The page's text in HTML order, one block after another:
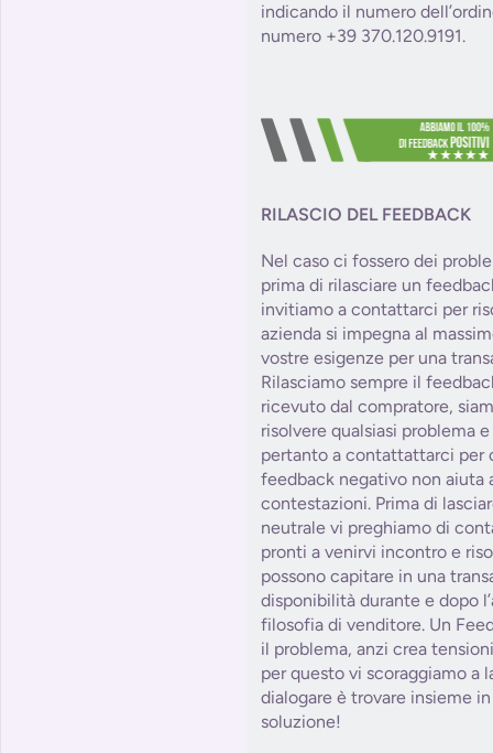
indicando il numero
numero +39 370.120.9191.
RILASCIO DEL FEEDBACK
Nel caso ci fossero dei
prima di rilasciare un
invitiamo a contattarci per
azienda si impegna al
vostre esigenze per una
Rilasciamo sempre il
ricevuto dal compratore,
risolvere qualsiasi problema
pertanto a contattattarci per
feedback negativo non aiuta
contestazioni. Prima di
neutrale vi preghiamo di
pronti a venirvi incontro e
possono capitare in una
disponibilità durante e dopo
filosofia di venditore. Un
il problema, anzi crea
per questo vi scoraggiamo a
dialogare è trovare insieme
soluzione!